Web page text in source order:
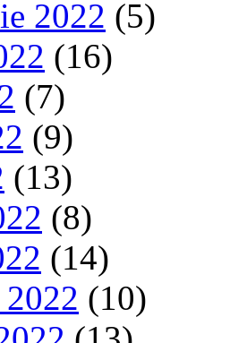
2022 (5)
(16)
(7)
(9)
(13)
(8)
(14)
(10)